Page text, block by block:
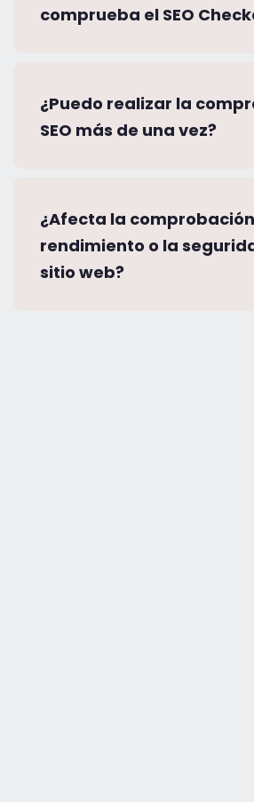
comprueba el SEO
¿Puedo realizar la
SEO más de una vez?
¿Afecta la comprobación
rendimiento o la
sitio web?